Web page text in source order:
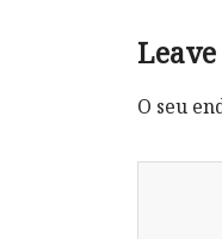
O seu